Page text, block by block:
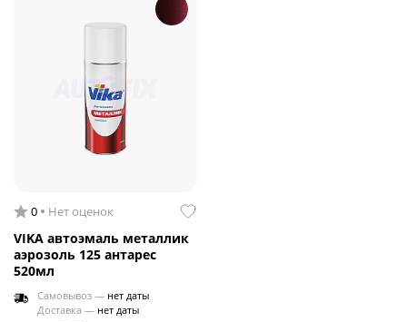
0 Нет оценок
VIKA автоэмаль металлик
аэрозоль 125 антарес
520мл
Самовывоз — нет даты
Доставка — нет даты